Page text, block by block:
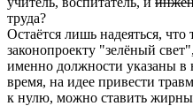
труда?
Остаётся лишь надеяться, что
законопроекту "зелёный
именно должности указаны в
время, на идее привести
к нулю, можно ставить